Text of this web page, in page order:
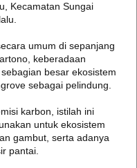
Kecamatan Sungai
umum di sepanjang
keberadaan
besar ekosistem
sebagai pelindung.
karbon, istilah ini
untuk ekosistem
gambut, serta adanya
pantai.